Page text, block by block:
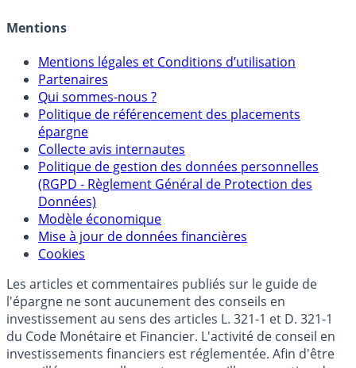
Crédit immobilier
Mentions
Mentions légales et Conditions d’utilisation
Partenaires
Qui sommes-nous ?
Politique de référencement des placements
épargne
Collecte avis internautes
Politique de gestion des données personnelles
(RGPD - Règlement Général de Protection des
Données)
Modèle économique
Cookies
Les articles et commentaires publiés sur le guide de
l'épargne ne sont aucunement des conseils en
investissement au sens des articles L. 321-1 et D. 321-1